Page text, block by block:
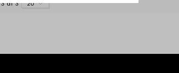
3 af 3 20